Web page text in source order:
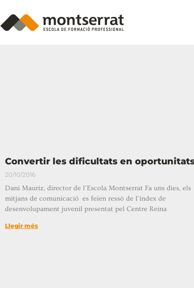
Convertir les dificultats en
20/10/2016
Dani Mauriz, director de l’Escola Montserrat Fa uns dies, els
mitjans de comunicació es feien ressò de l’índex de
desenvolupament juvenil presentat pel Centre Reina
Llegir més